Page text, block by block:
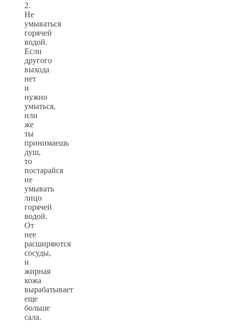
2.
Не
умываться
горячей
водой.
Если
другого
выхода
нет
и
нужно
умыться,
или
же
ты
принимаешь
душ,
то
постарайся
не
умывать
лицо
горячей
водой.
От
нее
расширяются
сосуды,
и
жирная
кожа
вырабатывает
еще
больше
сала.